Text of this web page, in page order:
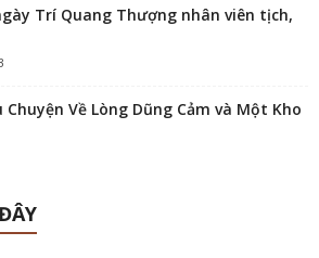
Trí Quang Thượng nhân viên tịch,
Chuyện Về Lòng Dũng Cảm và Một Kho